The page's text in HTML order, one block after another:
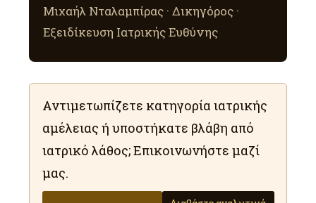
Μιχαήλ Νταλαμπίρας · Δικηγόρος ·
Εξειδίκευση Ιατρικής Ευθύνης
Αντιμετωπίζετε κατηγορία ιατρικής
αμέλειας ή υποστήκατε βλάβη από
ιατρικό λάθος; Επικοινωνήστε μαζί
μας.